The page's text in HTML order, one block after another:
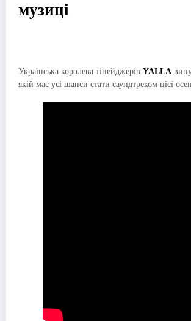
музиці
Українська королева тінейджерів YALLA
якій має усі шанси стати саундтреком цієї